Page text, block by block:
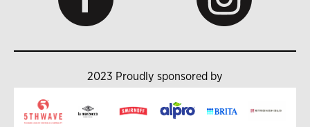
2023 Proudly sponsored by